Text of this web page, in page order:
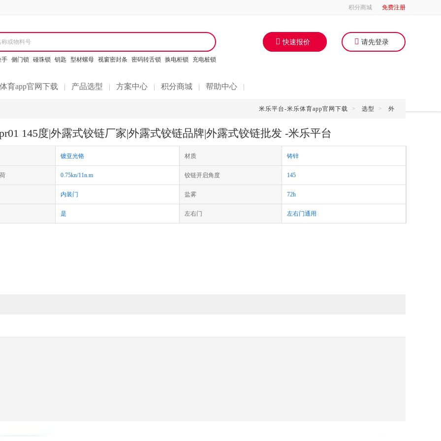
积分商城 免费注册
或物料号
手 侧门锁 碰珠锁 钥匙 型材螺母 视窗密封条 密码转舌锁 换电柜锁 充电桩锁
育app官网下载 产品选型 方案中心 积分商城 帮助中心
快速报价 请先登录
米乐平台-米乐体育app官网下载 > 选型 > 外
145度|外露式铰链厂家|外露式铰链品牌|外露式铰链批发 -米乐平台
镀亚光铬 材质 铸锌
0.75kn/11n.m 铰链开启角度 145
内装门 盐雾 72h
是 左右门 左右门通用